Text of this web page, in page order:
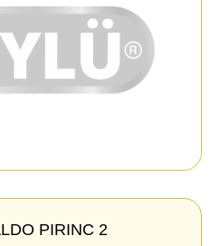
PIRINC 2